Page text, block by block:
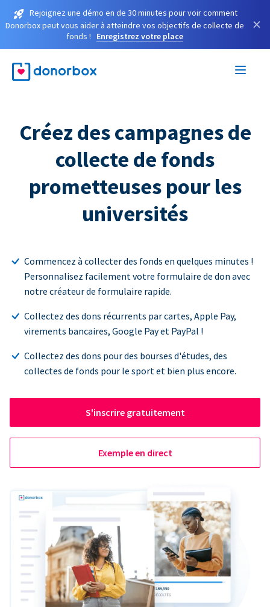
Rejoignez une démo en de 30 minutes pour voir comment
Donorbox peut vous aider à atteindre vos objectifs de collecte de
fonds !
Enregistrez votre place
×
Créez des campagnes de
collecte de fonds
prometteuses pour les
universités
Commencez à collecter des fonds en quelques minutes !
Personnalisez facilement votre formulaire de don avec
notre créateur de formulaire rapide.
Collectez des dons récurrents par cartes, Apple Pay,
virements bancaires, Google Pay et PayPal !
Collectez des dons pour des bourses d'études, des
collectes de fonds pour le sport et bien plus encore.
S'inscrire gratuitement
Exemple en direct